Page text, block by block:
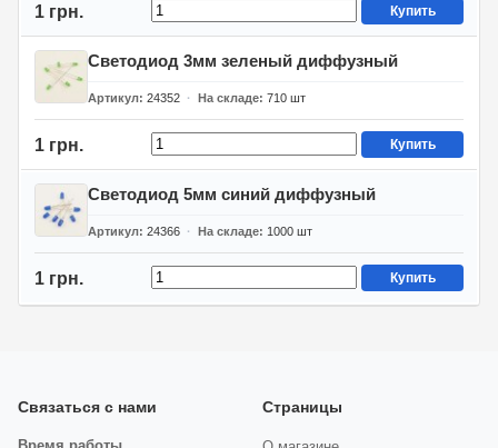
1 грн. Купить
Светодиод 3мм зеленый диффузный
Артикул 24352 На складе 710 шт
1 грн. Купить
Светодиод 5мм синий диффузный
Артикул 24366 На складе 1000 шт
1 грн. Купить
Связаться с нами Страницы